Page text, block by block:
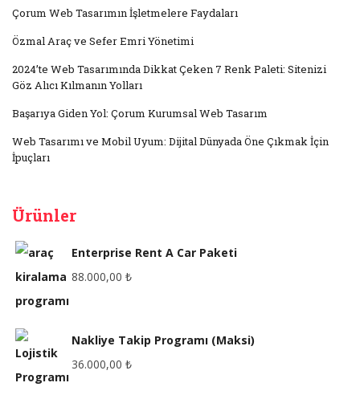
Çorum Web Tasarımın İşletmelere Faydaları
Özmal Araç ve Sefer Emri Yönetimi
2024’te Web Tasarımında Dikkat Çeken 7 Renk Paleti: Sitenizi
Göz Alıcı Kılmanın Yolları
Başarıya Giden Yol: Çorum Kurumsal Web Tasarım
Web Tasarımı ve Mobil Uyum: Dijital Dünyada Öne Çıkmak İçin
İpuçları
Ürünler
Enterprise Rent A Car Paketi
88.000,00 ₺
Nakliye Takip Programı (Maksi)
36.000,00 ₺